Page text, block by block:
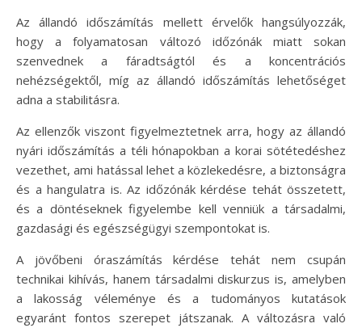
Az állandó időszámítás mellett érvelők hangsúlyozzák,
hogy a folyamatosan változó időzónák miatt sokan
szenvednek a fáradtságtól és a koncentrációs
nehézségektől, míg az állandó időszámítás lehetőséget
adna a stabilitásra.
Az ellenzők viszont figyelmeztetnek arra, hogy az állandó
nyári időszámítás a téli hónapokban a korai sötétedéshez
vezethet, ami hatással lehet a közlekedésre, a biztonságra
és a hangulatra is. Az időzónák kérdése tehát összetett,
és a döntéseknek figyelembe kell venniük a társadalmi,
gazdasági és egészségügyi szempontokat is.
A jövőbeni óraszámítás kérdése tehát nem csupán
technikai kihívás, hanem társadalmi diskurzus is, amelyben
a lakosság véleménye és a tudományos kutatások
egyaránt fontos szerepet játszanak. A változásra való